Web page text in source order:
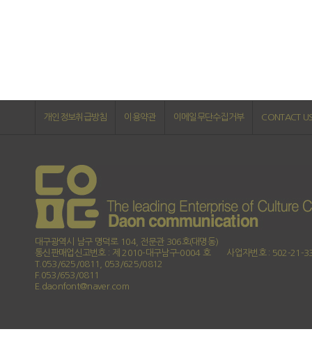
개인정보취급방침 이용약관 이메일무단수집거부 CONTACT
대구광역시 남구 명덕로 104, 전문관 306호(대명동)
통신판매업신고번호 : 제 2010-대구남구-0004 호
사업자번호 : 502-21-
T.053/625/0811, 053/625/0812
F.053/653/0811
E.daonfont@naver.com